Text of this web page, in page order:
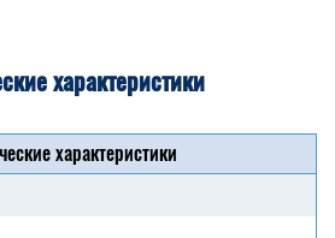
характеристики
характеристики